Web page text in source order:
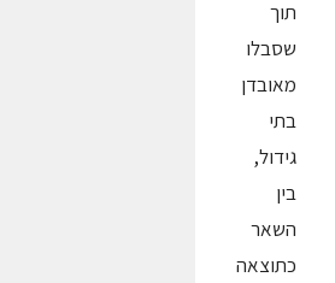
תוך
שסבלו
מאובדן
בתי
גידול,
בין
השאר
כתוצאה